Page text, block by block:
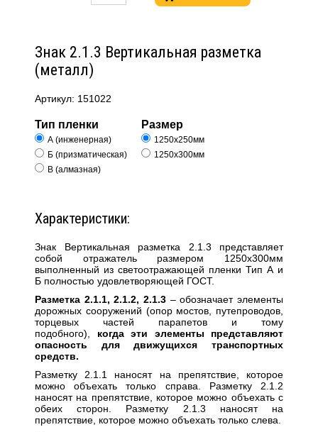
Знак 2.1.3 Вертикальная разметка
(металл)
Артикул: 151022
Тип пленки
А (инженерная)
Б (призматическая)
В (алмазная)
Размер
1250х250мм
1250х300мм
Характеристики:
Знак Вертикальная разметка 2.1.3 представляет
собой отражатель размером 1250х300мм
выполненный из светоотражающей пленки Тип А и
Б полностью удовлетворяющей ГОСТ.
Разметка 2.1.1, 2.1.2, 2.1.3 – обозначает элементы
дорожных сооружений (опор мостов, путепроводов,
торцевых частей парапетов и тому
подобного), когда эти элементы представляют
опасность для движущихся транспортных
средств.
Разметку 2.1.1 наносят на препятствие, которое
можно объехать только справа. Разметку 2.1.2
наносят на препятствие, которое можно объехать с
обеих сторон. Разметку 2.1.3 наносят на
препятствие, которое можно объехать только слева.